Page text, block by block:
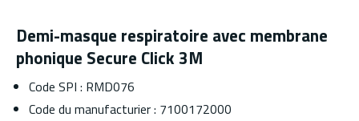
Demi-masque respiratoire avec membrane
phonique Secure Click 3M
Code SPI : RMD076
Code du manufacturier : 7100172000